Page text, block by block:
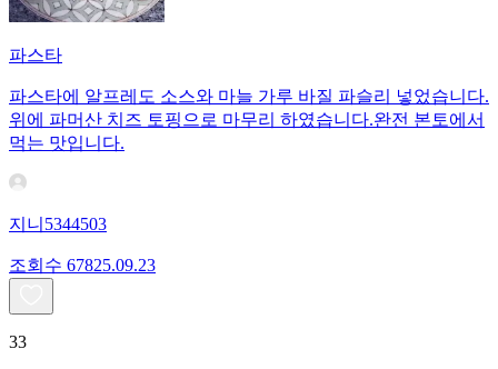
파스타
파스타에 알프레도 소스와 마늘 가루 바질 파슬리 넣었습니다.
위에 파머산 치즈 토핑으로 마무리 하였습니다.완전 본토에서
먹는 맛입니다.
지니5344503
조회수 67825.09.23
33